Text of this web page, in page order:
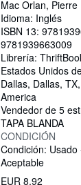
Mac Orlan, Pierre
Idioma: Inglés
ISBN 13:
9781939663009
Librería:
Estados Unidos
Dallas, Dallas,
America
Vendedor de 5
TAPA BLANDA
CONDICIÓN
Condición:
Aceptable
EUR 8,92